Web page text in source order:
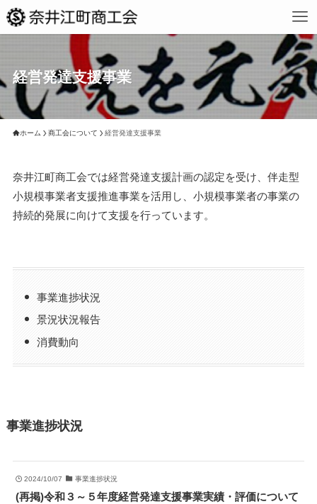
経営発達支援事業
ホーム 商工会について 経営発達支援事業
奈井江町商工会では経営発達支援計画の認定を受け、伴走型
小規模事業者支援推進事業を活用し、小規模事業者の事業の
持続的発展に向けて支援を行っています。
事業進捗状況
景況状況報告
消費動向
事業進捗状況
2024/10/07 事業進捗状況
(再掲)令和３～５年度経営発達支援事業実績・評価について